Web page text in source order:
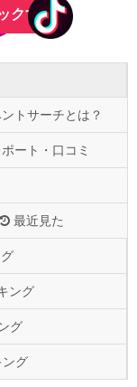
クする
トサーチとは？
ポート・口コミ
最近見た
ング
グ
グ